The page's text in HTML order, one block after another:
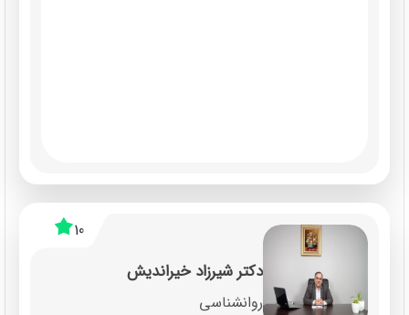
10
دکتر شیرزاد خیراندیش
روانشناسی